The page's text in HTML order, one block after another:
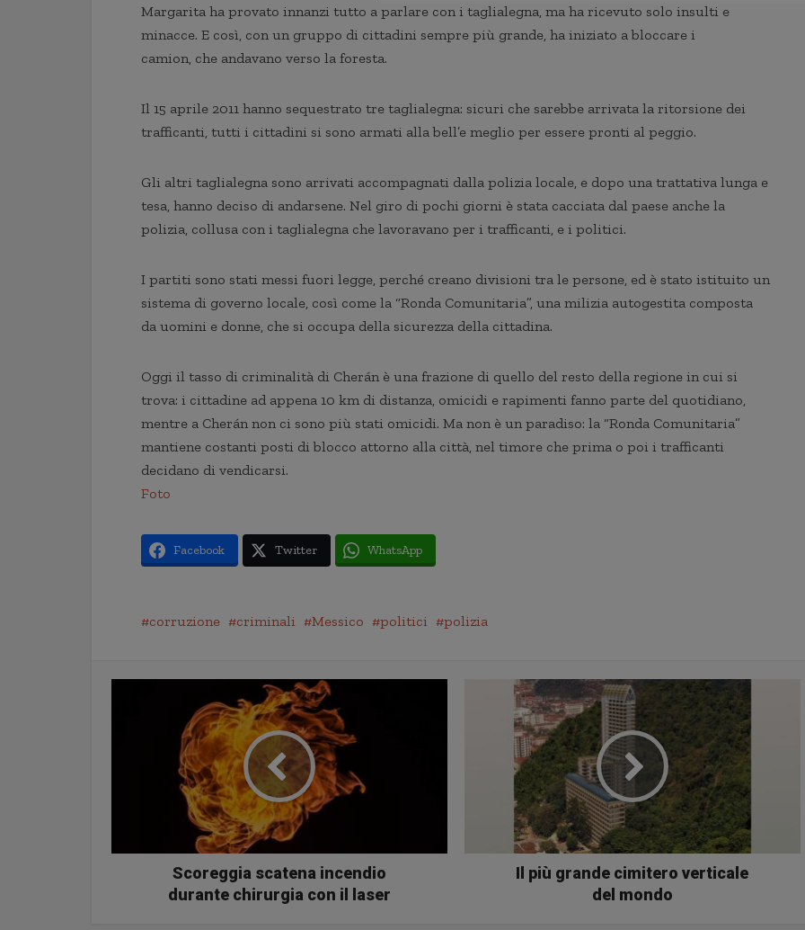
Margarita ha provato innanzi tutto a parlare con i taglialegna, ma ha ricevuto solo insulti e
minacce. E così, con un gruppo di cittadini sempre più grande, ha iniziato a bloccare i
camion, che andavano verso la foresta.
Il 15 aprile 2011 hanno sequestrato tre taglialegna: sicuri che sarebbe arrivata la ritorsione dei
trafficanti, tutti i cittadini si sono armati alla bell’e meglio per essere pronti al peggio.
Gli altri taglialegna sono arrivati accompagnati dalla polizia locale, e dopo una trattativa lunga e
tesa, hanno deciso di andarsene. Nel giro di pochi giorni è stata cacciata dal paese anche la
polizia, collusa con i taglialegna che lavoravano per i trafficanti, e i politici.
I partiti sono stati messi fuori legge, perché creano divisioni tra le persone, ed è stato istituito un
sistema di governo locale, così come la “Ronda Comunitaria”, una milizia autogestita composta
da uomini e donne, che si occupa della sicurezza della cittadina.
Oggi il tasso di criminalità di Cherán è una frazione di quello del resto della regione in cui si
trova: i cittadine ad appena 10 km di distanza, omicidi e rapimenti fanno parte del quotidiano,
mentre a Cherán non ci sono più stati omicidi. Ma non è un paradiso: la “Ronda Comunitaria”
mantiene costanti posti di blocco attorno alla città, nel timore che prima o poi i trafficanti
decidano di vendicarsi.
Foto
Facebook Twitter WhatsApp
corruzione criminali Messico politici polizia
Scoreggia scatena incendio
durante chirurgia con il laser
Il più grande cimitero verticale
del mondo